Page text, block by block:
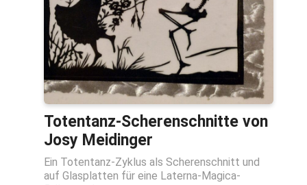
Totentanz-Scherenschnitte von
Josy Meidinger
Ein Totentanz-Zyklus als Scherenschnitt und
auf Glasplatten für eine Laterna-Magica-